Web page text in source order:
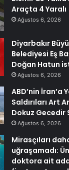
Araçta 4 Yaralı
Ağustos 6, 2026
Diyarbakır
Belediyesi Eş
Doğan Hatun
Ağustos 6, 2026
ABD’nin İran’a
Saldırıları Art
Dokuz Gecedir
Ağustos 6, 2026
Mirasçıları
uğraşamadı:
doktora ait